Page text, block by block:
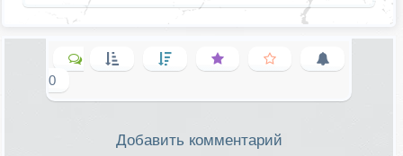
0
Добавить комментарий